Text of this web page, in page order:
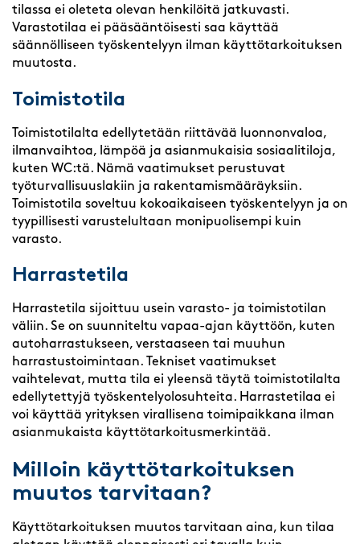
tilassa ei oleteta olevan henkilöitä jatkuvasti.
Varastotilaa ei pääsääntöisesti saa käyttää
säännölliseen työskentelyyn ilman käyttötarkoituksen
muutosta.
Toimistotila
Toimistotilalta edellytetään riittävää luonnonvaloa,
ilmanvaihtoa, lämpöä ja asianmukaisia sosiaalitiloja,
kuten WC:tä. Nämä vaatimukset perustuvat
työturvallisuuslakiin ja rakentamismääräyksiin.
Toimistotila soveltuu kokoaikaiseen työskentelyyn ja on
tyypillisesti varustelultaan monipuolisempi kuin
varasto.
Harrastetila
Harrastetila sijoittuu usein varasto- ja toimistotilan
väliin. Se on suunniteltu vapaa-ajan käyttöön, kuten
autoharrastukseen, verstaaseen tai muuhun
harrastustoimintaan. Tekniset vaatimukset
vaihtelevat, mutta tila ei yleensä täytä toimistotilalta
edellytettyjä työskentelyolosuhteita. Harrastetilaa ei
voi käyttää yrityksen virallisena toimipaikkana ilman
asianmukaista käyttötarkoitusmerkintää.
Milloin käyttötarkoituksen
muutos tarvitaan?
Käyttötarkoituksen muutos tarvitaan aina, kun tilaa